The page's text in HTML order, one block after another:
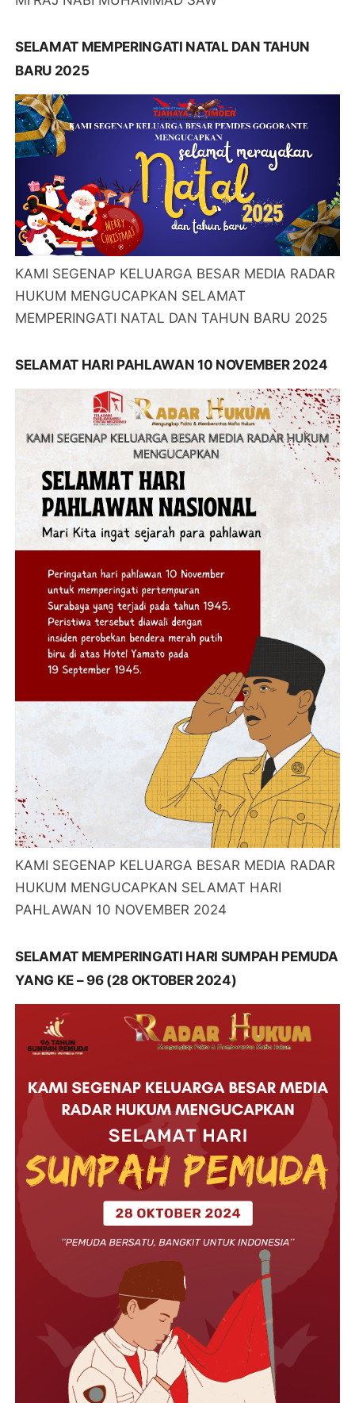
SELAMAT MEMPERINGATI NATAL DAN TAHUN
BARU 2025
KAMI SEGENAP KELUARGA BESAR MEDIA RADAR
HUKUM MENGUCAPKAN SELAMAT
MEMPERINGATI NATAL DAN TAHUN BARU 2025
SELAMAT HARI PAHLAWAN 10 NOVEMBER 2024
KAMI SEGENAP KELUARGA BESAR MEDIA RADAR
HUKUM MENGUCAPKAN SELAMAT HARI
PAHLAWAN 10 NOVEMBER 2024
SELAMAT MEMPERINGATI HARI SUMPAH PEMUDA
YANG KE – 96 (28 OKTOBER 2024)